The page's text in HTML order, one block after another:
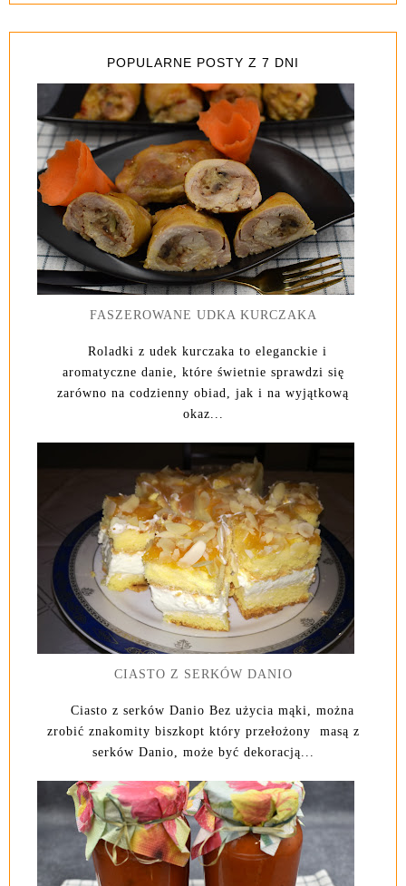
POPULARNE POSTY Z 7 DNI
FASZEROWANE UDKA KURCZAKA
Roladki z udek kurczaka to eleganckie i
aromatyczne danie, które świetnie sprawdzi się
zarówno na codzienny obiad, jak i na wyjątkową
okaz...
CIASTO Z SERKÓW DANIO
Ciasto z serków Danio Bez użycia mąki, można
zrobić znakomity biszkopt który przełożony masą z
serków Danio, może być dekoracją...